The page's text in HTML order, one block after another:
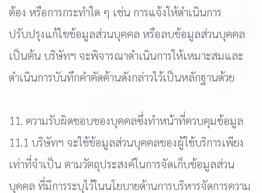
ต้อง หรือการกระทำใด ๆ เช่น การแจ้งให้ดำเนินการ
ปรับปรุงแก้ไขข้อมูลส่วนบุคคล หรือลบข้อมูลส่วนบุคคล
เป็นต้น บริษัทฯ จะพิจารณาดำเนินการให้เหมาะสมและ
ดำเนินการบันทึกคำคัดค้านดังกล่าวไว้เป็นหลักฐานด้วย
11. ความรับผิดชอบของบุคคลซึ่งทำหน้าที่ควบคุมข้อมูล
11.1 บริษัทฯ จะใช้ข้อมูลส่วนบุคคลของผู้ใช้บริการเพียง
เท่าที่จำเป็น ตามวัตถุประสงค์ในการจัดเก็บข้อมูลส่วน
บุคคล ที่มีการระบุไว้ในนโยบายด้านการบริหารจัดการความ